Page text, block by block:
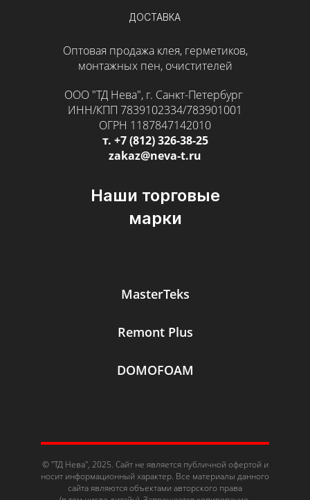
ДОСТАВКА
Оптовая продажа клея, герметиков,
монтажных пен, очистителей
ООО "ТД Нева", г. Санкт-Петербург
ИНН/КПП 7839102334/783901001
ОГРН 1187847142010
т. +7 (812) 326-38-25
zakaz@neva-t.ru
Наши торговые
марки
MasterTeks
Remont Plus
DOMOFOAM
© "ТД Нева", 2025. Сайт не является публичной офертой и
носит информационный характер. Все материалы данного
сайта являются объектами авторского права